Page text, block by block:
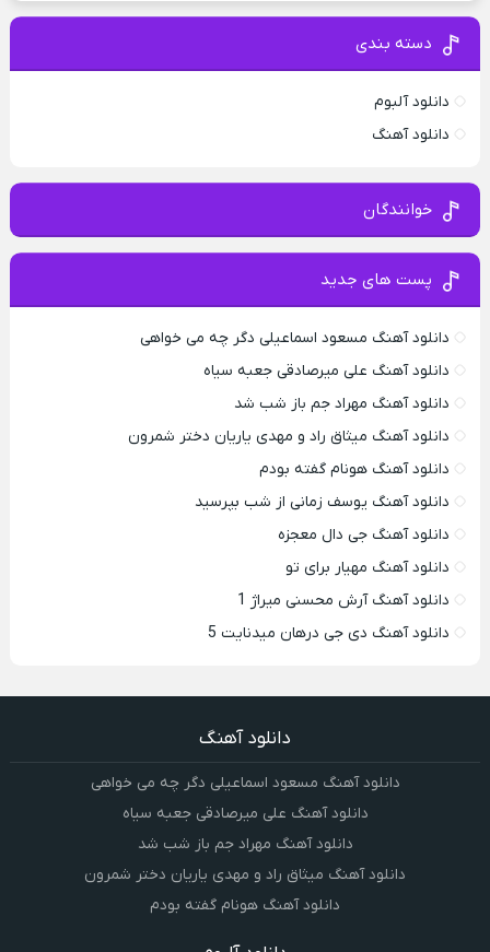
دسته بندی
دانلود آلبوم
دانلود آهنگ
خوانندگان
پست های جدید
دانلود آهنگ مسعود اسماعیلی دگر چه می خواهی
دانلود آهنگ علی میرصادقی جعبه سیاه
دانلود آهنگ مهراد جم باز شب شد
دانلود آهنگ میثاق راد و مهدی یاریان دختر شمرون
دانلود آهنگ هونام گفته بودم
دانلود آهنگ یوسف زمانی از شب بپرسید
دانلود آهنگ جی دال معجزه
دانلود آهنگ مهیار برای تو
دانلود آهنگ آرش محسنی میراژ 1
دانلود آهنگ دی جی درهان میدنایت 5
دانلود آهنگ
دانلود آهنگ مسعود اسماعیلی دگر چه می خواهی
دانلود آهنگ علی میرصادقی جعبه سیاه
دانلود آهنگ مهراد جم باز شب شد
دانلود آهنگ میثاق راد و مهدی یاریان دختر شمرون
دانلود آهنگ هونام گفته بودم